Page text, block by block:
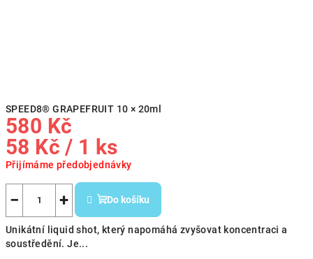
SPEED8® GRAPEFRUIT 10 × 20ml
580 Kč
Měrná
cena:
58 Kč / 1 ks
Přijímáme předobjednávky
+
− Do košíku
Unikátní liquid shot, který napomáhá zvyšovat koncentraci a
soustředění. Je...